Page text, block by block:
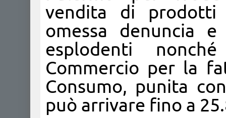
vendita di prodotti
omessa denuncia
esplodenti
Commercio per la
Consumo, punita
può arrivare fino a